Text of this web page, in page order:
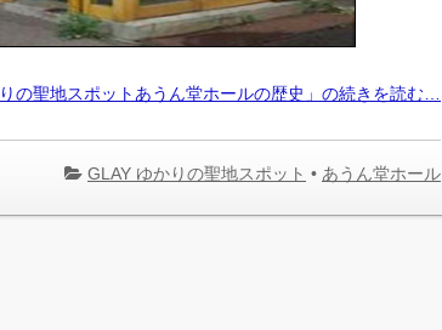
の聖地スポットあうん堂ホールの歴史」の続きを読む…
GLAY ゆかりの聖地スポット • あうん堂ホール